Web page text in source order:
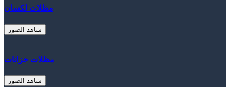
مظلات لكسان
شاهد الصور
مظلات خزانات
شاهد الصور